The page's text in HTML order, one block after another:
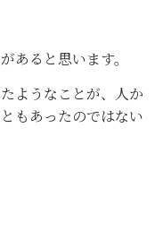
あると思います。
ようなことが、人か
もあったのではない